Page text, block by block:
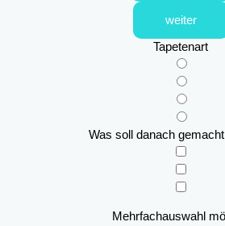
weiter
Tapetenart
Was soll danach
Mehrfachauswahl